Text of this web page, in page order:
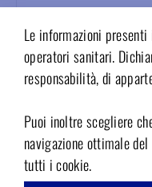
Le informazioni
operatori sanitari.
responsabilità, di
Puoi inoltre scegliere
navigazione ottimale
tutti i cookie.
Consigliato: per la
decontaminazione.
Facile da usare:
Certificazione: CE
Sostanza attiva: perossido